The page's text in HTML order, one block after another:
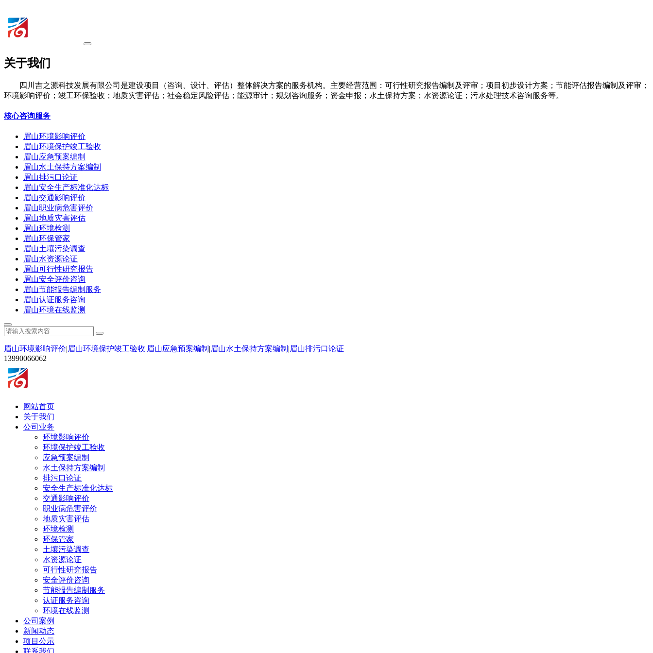
关于我们
四川吉之源科技发展有限公司是建设项目（咨询、设计、评估）整体解决方案的服务机构。主要经营范围：可行性研究报告编制及评审；项目初步设计方案；节能评估报告编制及评审；
环境影响评价；竣工环保验收；地质灾害评估；社会稳定风险评估；能源审计；规划咨询服务；资金申报；水土保持方案；水资源论证；污水处理技术咨询服务等。
核心咨询服务
眉山环境影响评价
眉山环境保护竣工验收
眉山应急预案编制
眉山水土保持方案编制
眉山排污口论证
眉山安全生产标准化达标
眉山交通影响评价
眉山职业病危害评价
眉山地质灾害评估
眉山环境检测
眉山环保管家
眉山土壤污染调查
眉山水资源论证
眉山可行性研究报告
眉山安全评价咨询
眉山节能报告编制服务
眉山认证服务咨询
眉山环境在线监测
眉山环境影响评价|眉山环境保护竣工验收|眉山应急预案编制 |眉山水土保持方案编制 |眉山排污口论证
13990066062
网站首页
关于我们
公司业务
环境影响评价
环境保护竣工验收
应急预案编制
水土保持方案编制
排污口论证
安全生产标准化达标
交通影响评价
职业病危害评价
地质灾害评估
环境检测
环保管家
土壤污染调查
水资源论证
可行性研究报告
安全评价咨询
节能报告编制服务
认证服务咨询
环境在线监测
公司案例
新闻动态
项目公示